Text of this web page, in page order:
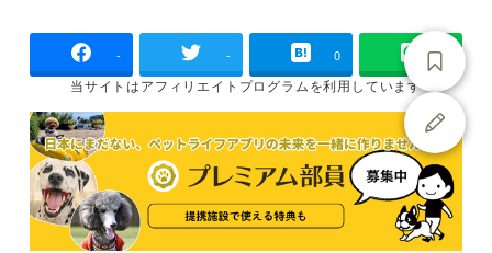
- - 0
当サイトはアフィリエイトプログラムを利用しています